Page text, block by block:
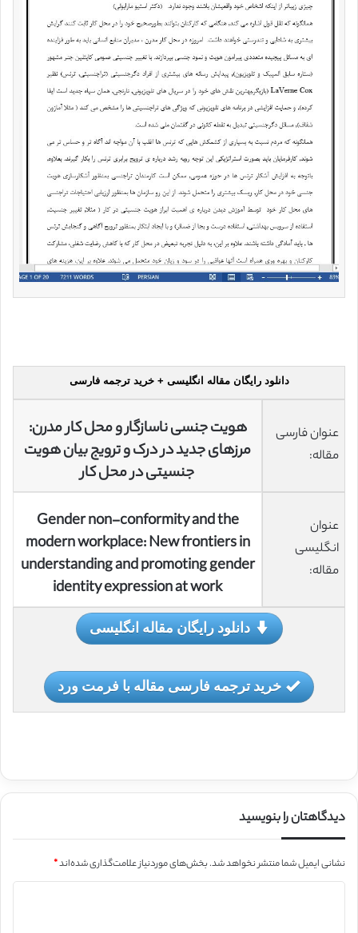
دانلود رایگان مقاله انگلیسی + خرید ترجمه فارسی
عنوان فارسی
مقاله:
هویت جنسی ناسازگار و محل کار مدرن:
مرزهای جدید در درک و ترویج بیان هویت
جنسیتی در محل کار
عنوان
انگلیسی
مقاله:
Gender non-conformity and the
modern workplace: New frontiers in
understanding and promoting gender
identity expression at work
دانلود رایگان مقاله انگلیسی
خرید ترجمه فارسی مقاله با فرمت ورد
دیدگاهتان را بنویسید
نشانی ایمیل شما منتشر نخواهد شد.بخش‌های موردنیاز علامت‌گذاری شده‌اند*